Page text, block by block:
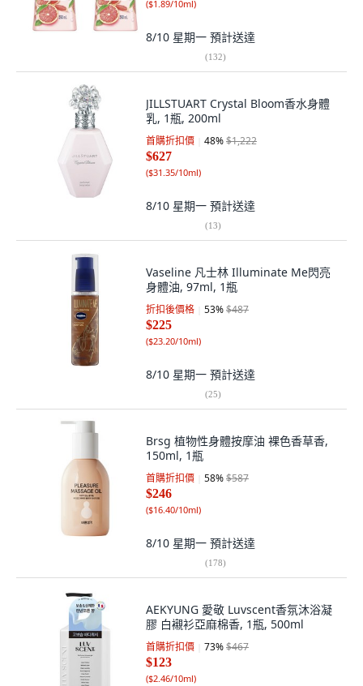
($1.89/10ml)
8/10 星期一 預計送達
(132)
JILLSTUART Crystal Bloom香水身體
乳, 1瓶, 200ml
首購折扣價 48%$1,222
$627
($31.35/10ml)
8/10 星期一 預計送達
(13)
Vaseline 凡士林 Illuminate Me閃亮
身體油, 97ml, 1瓶
折扣後價格 53%$487
$225
($23.20/10ml)
8/10 星期一 預計送達
(25)
Brsg 植物性身體按摩油 裸色香草香,
150ml, 1瓶
首購折扣價 58%$587
$246
($16.40/10ml)
8/10 星期一 預計送達
(178)
AEKYUNG 愛敬 Luvscent香氛沐浴凝
膠 白襯衫亞麻棉香, 1瓶, 500ml
首購折扣價 73%$467
$123
($2.46/10ml)